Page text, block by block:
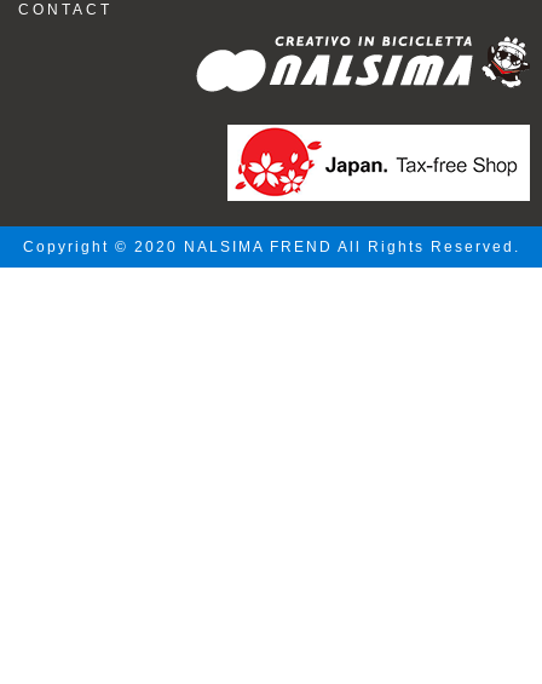
CONTACT
Copyright © 2020 NALSIMA FREND All Rights Reserved.